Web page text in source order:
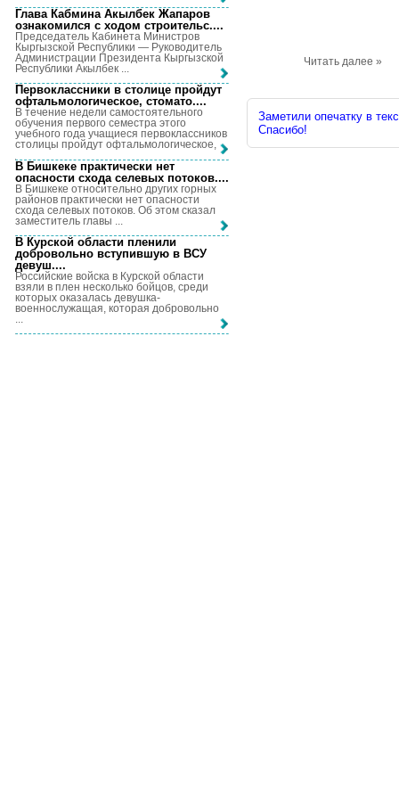
Читать далее »
Заметили опечатку в
Спасибо!
Глава Кабмина Акылбек Жапаров
ознакомился с ходом строительс....
Председатель Кабинета Министров
Кыргызской Республики — Руководитель
Администрации Президента Кыргызской
Республики Акылбек ...
Первоклассники в столице пройдут
офтальмологическое, стомато....
В течение недели самостоятельного
обучения первого семестра этого
учебного года учащиеся первоклассников
столицы пройдут офтальмологическое, ...
В Бишкеке практически нет
опасности схода селевых потоков....
В Бишкеке относительно других горных
районов практически нет опасности
схода селевых потоков. Об этом сказал
заместитель главы ...
В Курской области пленили
добровольно вступившую в ВСУ
девуш....
Российские войска в Курской области
взяли в плен несколько бойцов, среди
которых оказалась девушка-
военнослужащая, которая добровольно
...